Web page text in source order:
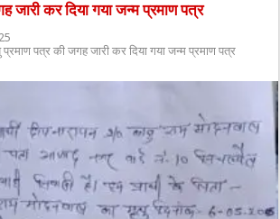
जारी कर दिया गया जन्म प्रमाण पत्र
पत्र की जगह जारी कर दिया गया जन्म प्रमाण पत्र